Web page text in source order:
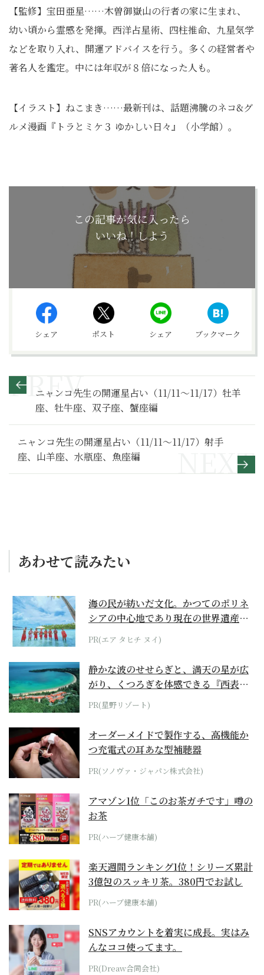
【監修】宝田亜星……木曽御嶽山の行者の家に生まれ、
幼い頃から霊感を発揮。西洋占星術、四柱推命、九星気学
などを取り入れ、開運アドバイスを行う。多くの経営者や
著名人を鑑定。中には年収が８倍になった人も。
【イラスト】ねこまき……最新刊は、話題沸騰のネコ&グ
ルメ漫画『トラとミケ３ ゆかしい日々』（小学館）。
この記事が気に入ったら
いいね！しよう
シェア ポスト シェア ブックマーク
ニャンコ先生の開運星占い（11/11～11/17）牡羊
座、牡牛座、双子座、蟹座編
ニャンコ先生の開運星占い（11/11～11/17）射手
座、山羊座、水瓶座、魚座編
あわせて読みたい
海の民が紡いだ文化。かつてのポリネ
シアの中心地であり現在の世界遺産か
らみえてくる...
PR(エア タヒチ ヌイ)
静かな波のせせらぎと、満天の星が広
がり、くつろぎを体感できる『西表島
ホテル by...
PR(星野リゾート)
オーダーメイドで製作する、高機能か
つ充電式の耳あな型補聴器
PR(ソノヴァ・ジャパン株式会社)
アマゾン1位「このお茶ガチです」噂の
お茶
PR(ハーブ健康本舗)
楽天週間ランキング1位！シリーズ累計
3億包のスッキリ茶。380円でお試し
PR(ハーブ健康本舗)
SNSアカウントを着実に成長。実はみ
んなココ使ってます。
PR(Dreaw合同会社)